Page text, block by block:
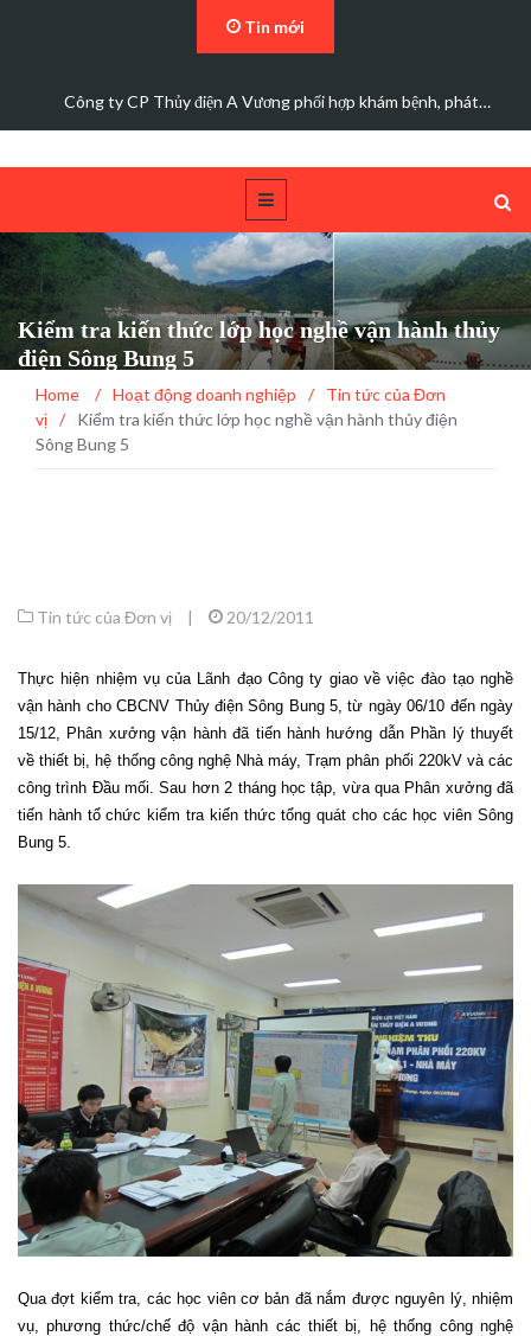
Tin mới
Đảng bộ Công ty Cổ phần Thủy điện A Vương sơ kết…
Kiểm tra kiến thức lớp học nghề vận hành thủy
điện Sông Bung 5
Home / Hoạt động doanh nghiệp /
Tin tức của Đơn
vị /
Kiểm tra kiến thức lớp học nghề vận hành thủy điện
Sông Bung 5
Tin tức của Đơn vị | 20/12/2011
Thực hiện nhiệm vụ của Lãnh đạo Công ty giao về việc đào tạo nghề
vận hành cho CBCNV Thủy điện Sông Bung 5, từ ngày 06/10 đến ngày
15/12, Phân xưởng vận hành đã tiến hành hướng dẫn Phần lý thuyết
về thiết bị, hệ thống công nghệ Nhà máy, Trạm phân phối 220kV và các
công trình Đầu mối. Sau hơn 2 tháng học tập, vừa qua Phân xưởng đã
tiến hành tổ chức kiểm tra kiến thức tổng quát cho các học viên Sông
Bung 5.
Qua đợt kiểm tra, các học viên cơ bản đã nắm được nguyên lý, nhiệm
vụ, phương thức/chế độ vận hành các thiết bị, hệ thống công nghệ